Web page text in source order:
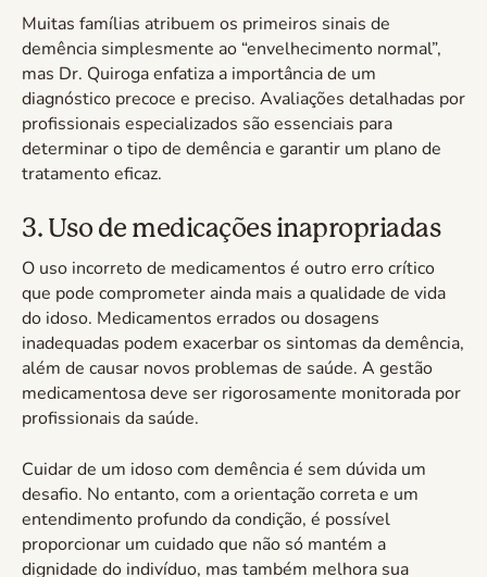
Muitas famílias atribuem os primeiros sinais de
demência simplesmente ao “envelhecimento normal”,
mas Dr. Quiroga enfatiza a importância de um
diagnóstico precoce e preciso. Avaliações detalhadas por
profissionais especializados são essenciais para
determinar o tipo de demência e garantir um plano de
tratamento eficaz.
3. Uso de medicações inapropriadas
O uso incorreto de medicamentos é outro erro crítico
que pode comprometer ainda mais a qualidade de vida
do idoso. Medicamentos errados ou dosagens
inadequadas podem exacerbar os sintomas da demência,
além de causar novos problemas de saúde. A gestão
medicamentosa deve ser rigorosamente monitorada por
profissionais da saúde.
Cuidar de um idoso com demência é sem dúvida um
desafio. No entanto, com a orientação correta e um
entendimento profundo da condição, é possível
proporcionar um cuidado que não só mantém a
dignidade do indivíduo, mas também melhora sua